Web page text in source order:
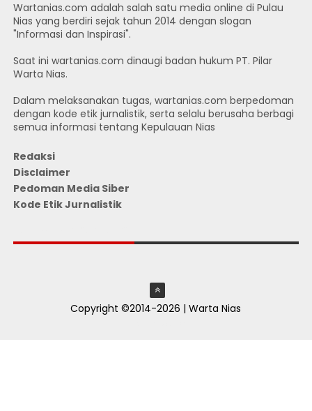
Wartanias.com adalah salah satu media online di Pulau
Nias yang berdiri sejak tahun 2014 dengan slogan
"Informasi dan Inspirasi".
Saat ini wartanias.com dinaugi badan hukum PT. Pilar
Warta Nias.
Dalam melaksanakan tugas, wartanias.com berpedoman
dengan kode etik jurnalistik, serta selalu berusaha berbagi
semua informasi tentang Kepulauan Nias
Redaksi
Disclaimer
Pedoman Media Siber
Kode Etik Jurnalistik
Copyright ©2014-2026 | Warta Nias